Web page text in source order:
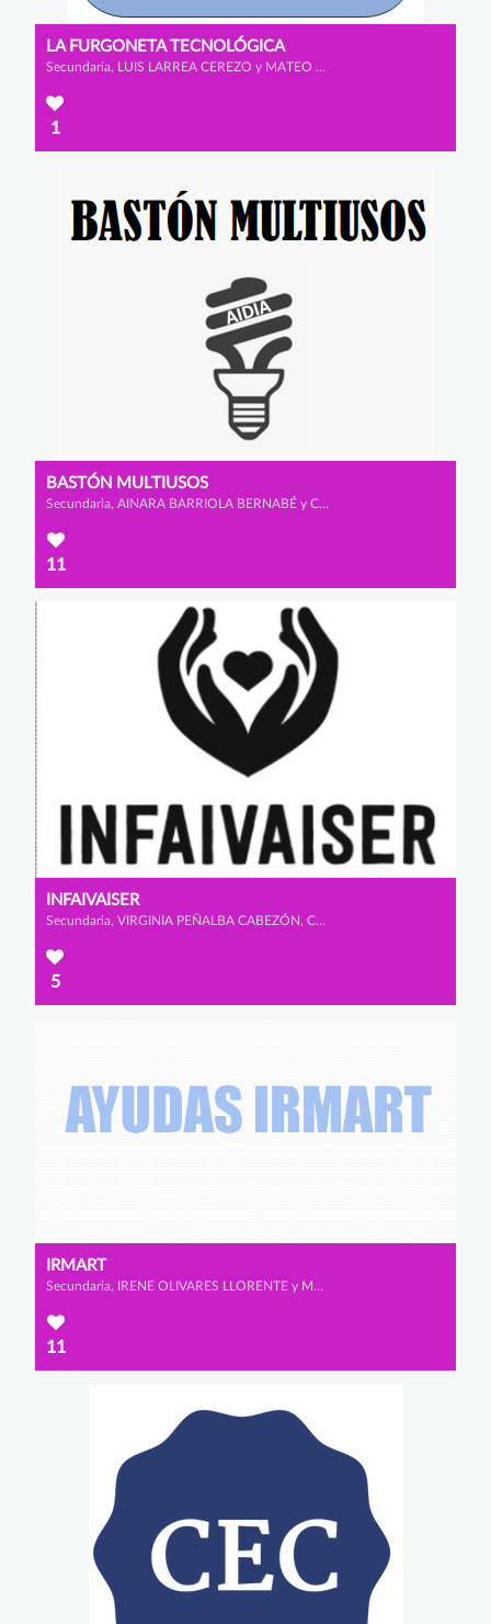
LA FURGONETA TECNOLÓGICA
Secundaria, LUIS LARREA CEREZO y MATEO GONZÁLEZ RODRÍGUEZ
1
BASTÓN MULTIUSOS
Secundaria, AINARA BARRIOLA BERNABÉ y CLAUDIA LADRERO DE SANMILLÁN
11
INFAIVAISER
Secundaria, VIRGINIA PEÑALBA CABEZÓN, CLAUDIA MORENO RINCÓN y SANDRA CAMACHO CAPELL
5
IRMART
Secundaria, IRENE OLIVARES LLORENTE y MARTINA ECHEVERRÍA SÁNCHEZ
11